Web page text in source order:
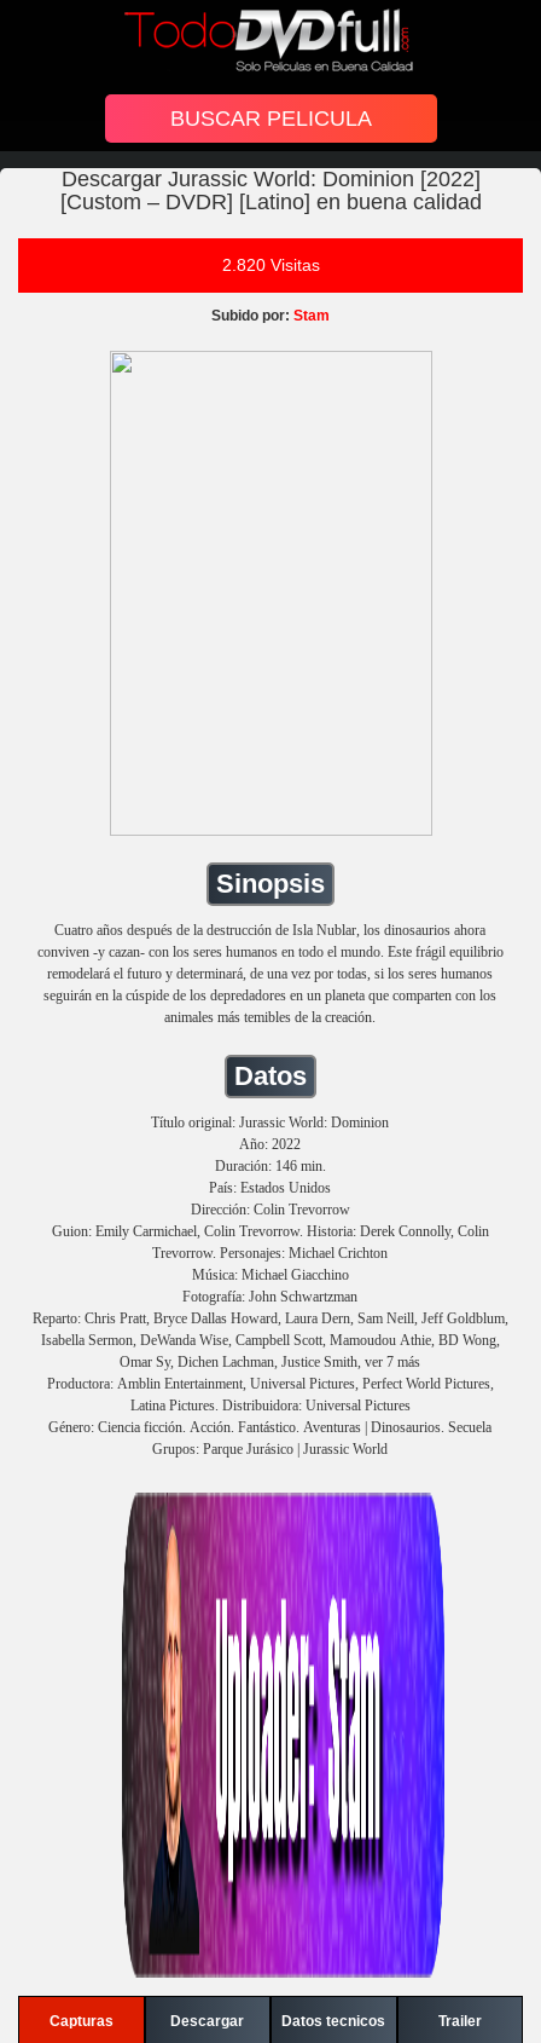
Descargar Jurassic World: Dominion [2022]
[Custom – DVDR] [Latino] en buena calidad
2.820 Visitas
Subido por: Stam
Sinopsis
Cuatro años después de la destrucción de Isla Nublar, los dinosaurios ahora
conviven -y cazan- con los seres humanos en todo el mundo. Este frágil equilibrio
remodelará el futuro y determinará, de una vez por todas, si los seres humanos
seguirán en la cúspide de los depredadores en un planeta que comparten con los
animales más temibles de la creación.
Datos
Título original: Jurassic World: Dominion
Año: 2022
Duración: 146 min.
País: Estados Unidos
Dirección: Colin Trevorrow
Guion: Emily Carmichael, Colin Trevorrow. Historia: Derek Connolly, Colin
Trevorrow. Personajes: Michael Crichton
Música: Michael Giacchino
Fotografía: John Schwartzman
Reparto: Chris Pratt, Bryce Dallas Howard, Laura Dern, Sam Neill, Jeff Goldblum,
Isabella Sermon, DeWanda Wise, Campbell Scott, Mamoudou Athie, BD Wong,
Omar Sy, Dichen Lachman, Justice Smith, ver 7 más
Productora: Amblin Entertainment, Universal Pictures, Perfect World Pictures,
Latina Pictures. Distribuidora: Universal Pictures
Género: Ciencia ficción. Acción. Fantástico. Aventuras | Dinosaurios. Secuela
Grupos: Parque Jurásico | Jurassic World
Capturas Descargar Datos tecnicos Trailer